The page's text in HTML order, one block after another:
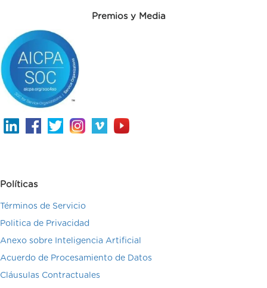
Premios y Media
Políticas
Términos de Servicio
Politica de Privacidad
Anexo sobre Inteligencia Artificial
Acuerdo de Procesamiento de Datos
Cláusulas Contractuales